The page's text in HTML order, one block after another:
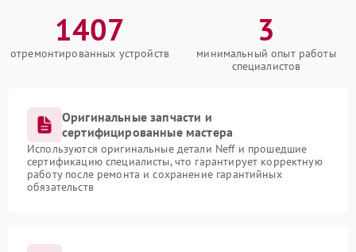
1407
отремонтированных устройств
3
минимальный опыт работы
специалистов
Оригинальные запчасти и
сертифицированные мастера
Используются оригинальные детали Neff и прошедшие
сертификацию специалисты, что гарантирует корректную
работу после ремонта и сохранение гарантийных
обязательств